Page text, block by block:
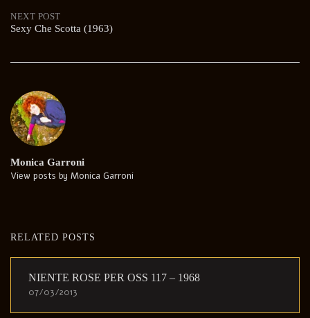
NEXT POST
Sexy Che Scotta (1963)
Monica Garroni
View posts by Monica Garroni
RELATED POSTS
NIENTE ROSE PER OSS 117 – 1968
07/03/2013